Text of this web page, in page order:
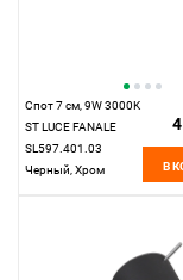
Спот 7 см, 9W 3000K
ST LUCE FANALE
SL597.401.03
Черный, Хром
В